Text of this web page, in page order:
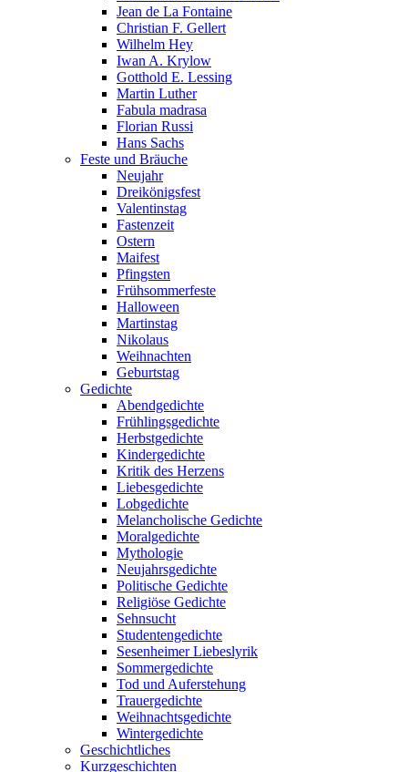
Jean de La Fontaine
Christian F. Gellert
Wilhelm Hey
Iwan A. Krylow
Gotthold E. Lessing
Martin Luther
Fabula madrasa
Florian Russi
Hans Sachs
Feste und Bräuche
Neujahr
Dreikönigsfest
Valentinstag
Fastenzeit
Ostern
Maifest
Pfingsten
Frühsommerfeste
Halloween
Martinstag
Nikolaus
Weihnachten
Geburtstag
Gedichte
Abendgedichte
Frühlingsgedichte
Herbstgedichte
Kindergedichte
Kritik des Herzens
Liebesgedichte
Lobgedichte
Melancholische Gedichte
Moralgedichte
Mythologie
Neujahrsgedichte
Politische Gedichte
Religiöse Gedichte
Sehnsucht
Studentengedichte
Sesenheimer Liebeslyrik
Sommergedichte
Tod und Auferstehung
Trauergedichte
Weihnachtsgedichte
Wintergedichte
Geschichtliches
Kurzgeschichten